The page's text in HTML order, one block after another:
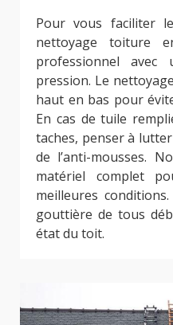
Pour vous faciliter
nettoyage toiture
professionnel
pression. Le
haut en bas pour
En cas de tuile
taches, penser à
de l’anti-mousses.
matériel complet
meilleures
gouttière de tous
état du toit.